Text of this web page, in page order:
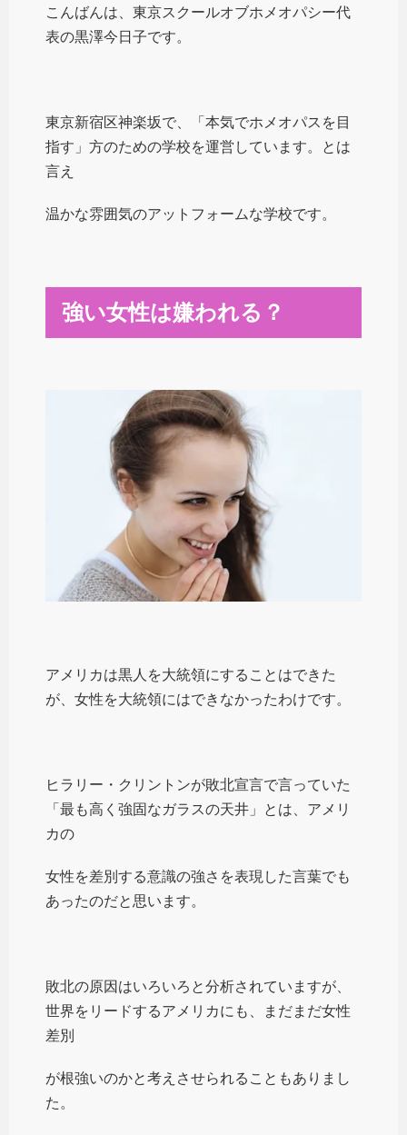
こんばんは、東京スクールオブホメオパシー代
表の黒澤今日子です。
東京新宿区神楽坂で、「本気でホメオパスを目
指す」方のための学校を運営しています。とは
言え
温かな雰囲気のアットフォームな学校です。
強い女性は嫌われる？
アメリカは黒人を大統領にすることはできた
が、女性を大統領にはできなかったわけです。
ヒラリー・クリントンが敗北宣言で言っていた
「最も高く強固なガラスの天井」とは、アメリ
カの
女性を差別する意識の強さを表現した言葉でも
あったのだと思います。
敗北の原因はいろいろと分析されていますが、
世界をリードするアメリカにも、まだまだ女性
差別
が根強いのかと考えさせられることもありまし
た。